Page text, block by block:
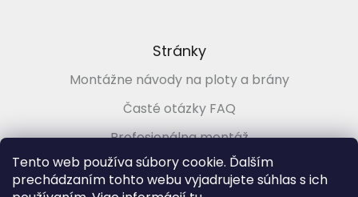
Tento web používa súbory cookie. Ďalším
prechádzaním tohto webu vyjadrujete súhlas s ich
Stránky
Montážne návody na ploty a brány
Časté otázky FAQ
Profesionálna montáž
Poradenstvo zadarmo